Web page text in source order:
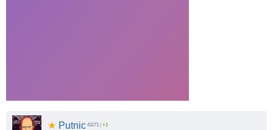
★ Putnic 41171 +1